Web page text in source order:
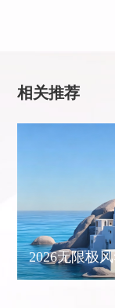
相关推荐
2026无限极